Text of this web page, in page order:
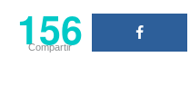
156
Compartir